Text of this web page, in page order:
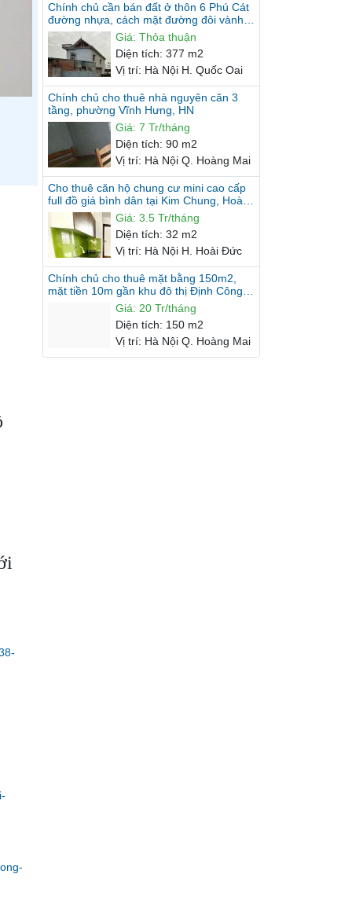
Chính chủ cần bán đất ở thôn 6 Phú Cát
đường nhựa, cách mặt đường đôi vành
đai KCN 20m, gần Nhà máy...
Giá: Thỏa thuận
Diện tích: 377 m2
Vị trí: Hà Nội H. Quốc Oai
Chính chủ cho thuê nhà nguyên căn 3
tầng, phường Vĩnh Hưng, HN
Giá: 7 Tr/tháng
Diện tích: 90 m2
Vị trí: Hà Nội Q. Hoàng Mai
Cho thuê căn hộ chung cư mini cao cấp
full đồ giá bình dân tại Kim Chung, Hoài
Đức
Giá: 3.5 Tr/tháng
Diện tích: 32 m2
Vị trí: Hà Nội H. Hoài Đức
Chính chủ cho thuê mặt bằng 150m2,
mặt tiền 10m gần khu đô thị Định Công,
Hoàng Mai, Hà Nội.
Giá: 20 Tr/tháng
Diện tích: 150 m2
Vị trí: Hà Nội Q. Hoàng Mai